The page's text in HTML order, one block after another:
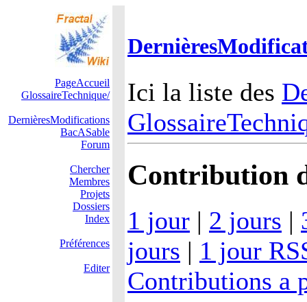
PageAccueil
GlossaireTechnique/
DernièresModifications
BacASable
Forum
Chercher
Membres
Projets
Dossiers
Index
Préférences
Editer
Ici la liste des
Contribution
1 jour | 2 jours |
jours | 1 jour
Contributions a